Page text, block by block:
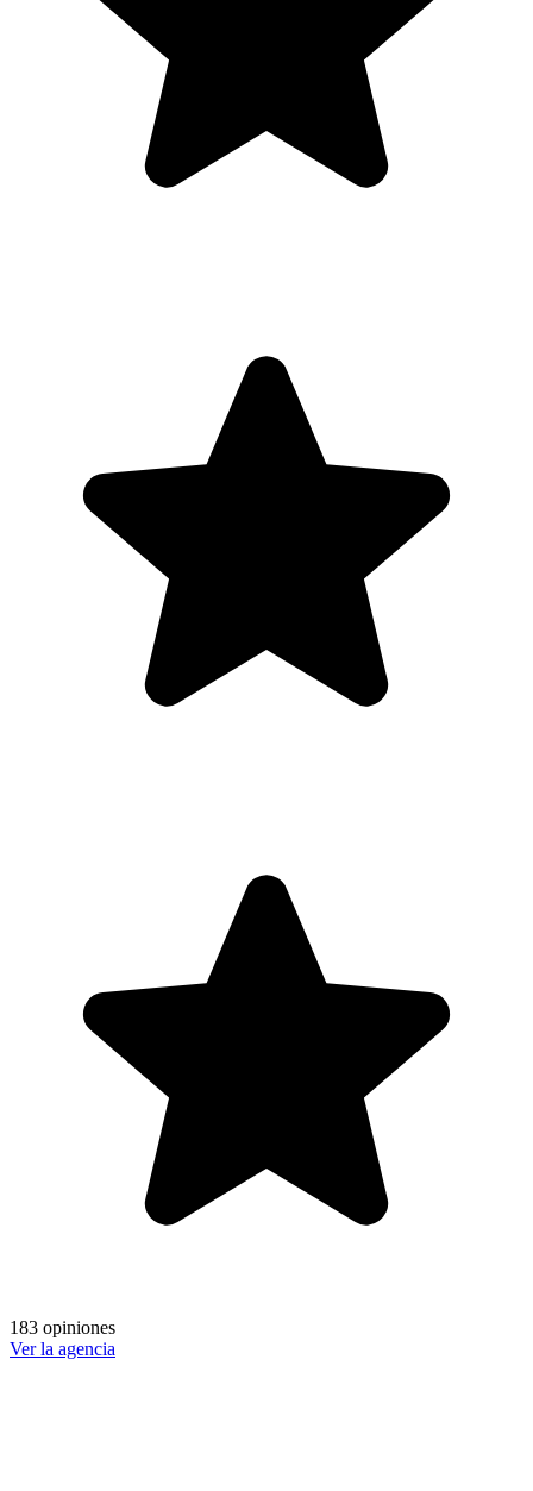
183 opiniones
Ver la agencia